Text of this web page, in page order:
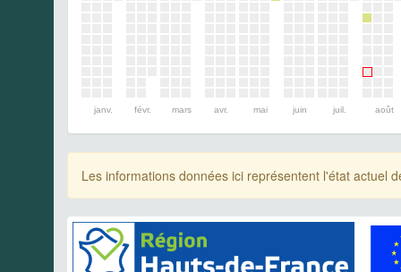
janv. févr. mars avr. mai juin juil. août
Les informations données ici représentent l'état actuel